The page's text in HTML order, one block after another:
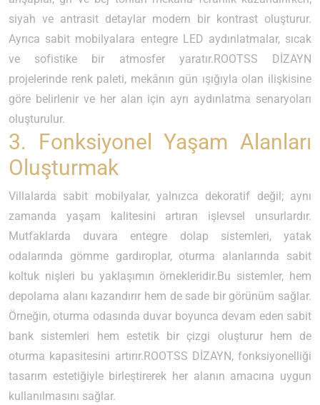
siyah ve antrasit detaylar modern bir kontrast oluşturur.
Ayrıca sabit mobilyalara entegre LED aydınlatmalar, sıcak
ve sofistike bir atmosfer yaratır.ROOTSS DİZAYN
projelerinde renk paleti, mekânın gün ışığıyla olan ilişkisine
göre belirlenir ve her alan için ayrı aydınlatma senaryoları
oluşturulur.
3. Fonksiyonel Yaşam Alanları
Oluşturmak
Villalarda sabit mobilyalar, yalnızca dekoratif değil; aynı
zamanda yaşam kalitesini artıran işlevsel unsurlardır.
Mutfaklarda duvara entegre dolap sistemleri, yatak
odalarında gömme gardıroplar, oturma alanlarında sabit
koltuk nişleri bu yaklaşımın örnekleridir.Bu sistemler, hem
depolama alanı kazandırır hem de sade bir görünüm sağlar.
Örneğin, oturma odasında duvar boyunca devam eden sabit
bank sistemleri hem estetik bir çizgi oluşturur hem de
oturma kapasitesini artırır.ROOTSS DİZAYN, fonksiyonelliği
tasarım estetiğiyle birleştirerek her alanın amacına uygun
kullanılmasını sağlar.